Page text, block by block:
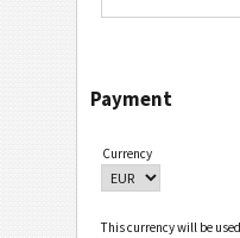
Payment
Currency
This currency will be